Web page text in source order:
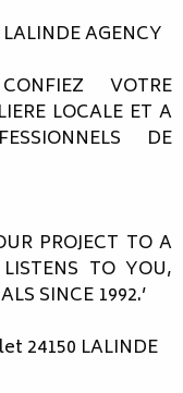
AGENCY
VOTRE
LOCALE ET A
DE
PROJECT TO A
TO YOU,
SINCE 1992.’
24150 LALINDE